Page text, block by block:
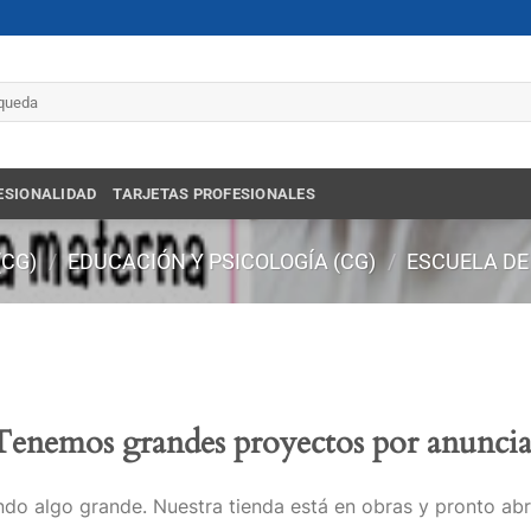
TARJETAS PROFESIONALES
/ EDUCACIÓN Y PSICOLOGÍA (CG) / ESCUELA
grandes proyectos por
algo grande. Nuestra tienda está en obras y pronto